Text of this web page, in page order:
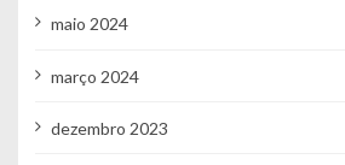
maio 2024
março 2024
dezembro 2023